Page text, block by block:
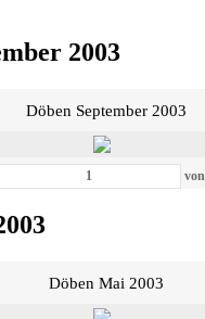
2003
Döben September 2003
von
Döben Mai 2003